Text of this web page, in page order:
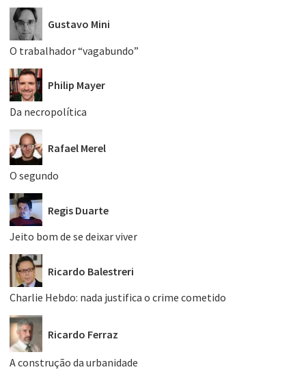
Gustavo Mini
O trabalhador “vagabundo”
Philip Mayer
Da necropolítica
Rafael Merel
O segundo
Regis Duarte
Jeito bom de se deixar viver
Ricardo Balestreri
Charlie Hebdo: nada justifica o crime cometido
Ricardo Ferraz
A construção da urbanidade